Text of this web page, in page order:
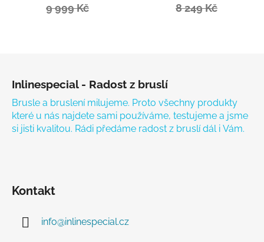
9 999 Kč 8 249 Kč
Inlinespecial - Radost z bruslí
Brusle a bruslení milujeme. Proto všechny produkty
které u nás najdete sami používáme, testujeme a jsme
si jisti kvalitou. Rádi předáme radost z bruslí dál i Vám.
Kontakt
info@inlinespecial.cz